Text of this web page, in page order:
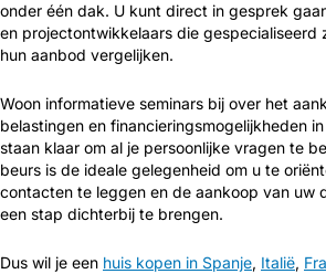
onder één dak. U kunt direct in gesprek
en projectontwikkelaars die gespecialiseerd
hun aanbod vergelijken.
Woon informatieve seminars bij over het
belastingen en financieringsmogelijkheden
staan klaar om al je persoonlijke vragen te
beurs is de ideale gelegenheid om u te
contacten te leggen en de aankoop van uw
een stap dichterbij te brengen.
Dus wil je een huis kopen in Spanje, Italië,